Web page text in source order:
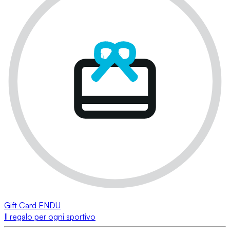
Gift Card ENDU
Il regalo per ogni sportivo